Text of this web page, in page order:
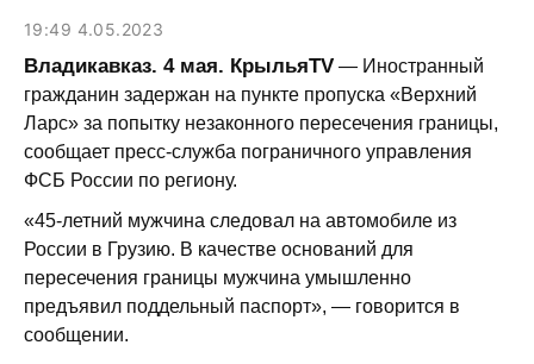
19:49 4.05.2023
Владикавказ. 4 мая. КрыльяTV — Иностранный
гражданин задержан на пункте пропуска «Верхний
Ларс» за попытку незаконного пересечения границы,
сообщает пресс-служба пограничного управления
ФСБ России по региону.
«45-летний мужчина следовал на автомобиле из
России в Грузию. В качестве оснований для
пересечения границы мужчина умышленно
предъявил поддельный паспорт», — говорится в
сообщении.